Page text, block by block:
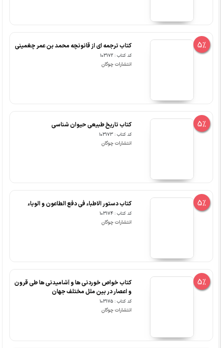
5% کتاب ترجمه ای از قانونچه محمد بن عمر چغمینی
کد کتاب : 103172
انتشارات چوگان
5% کتاب تاریخ طبیعی حیوان شناسی
کد کتاب : 103173
انتشارات چوگان
5% کتاب دستور الاطباء فی دفع الطاعون و الوباء
کد کتاب : 103174
انتشارات چوگان
5%
کتاب خواص خوردنی ها و آشامیدنی ها طی قرون
و اعصار در بین ملل مختلف جهان
کد کتاب : 103175
انتشارات چوگان